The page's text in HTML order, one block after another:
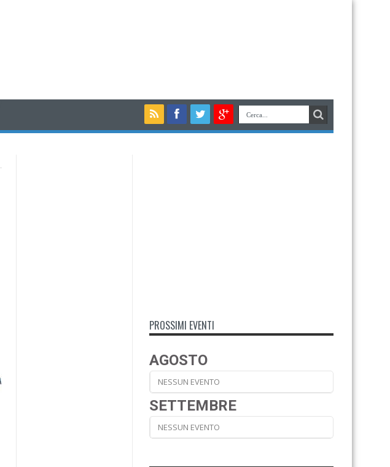
PROSSIMI EVENTI
AGOSTO
NESSUN EVENTO
SETTEMBRE
NESSUN EVENTO